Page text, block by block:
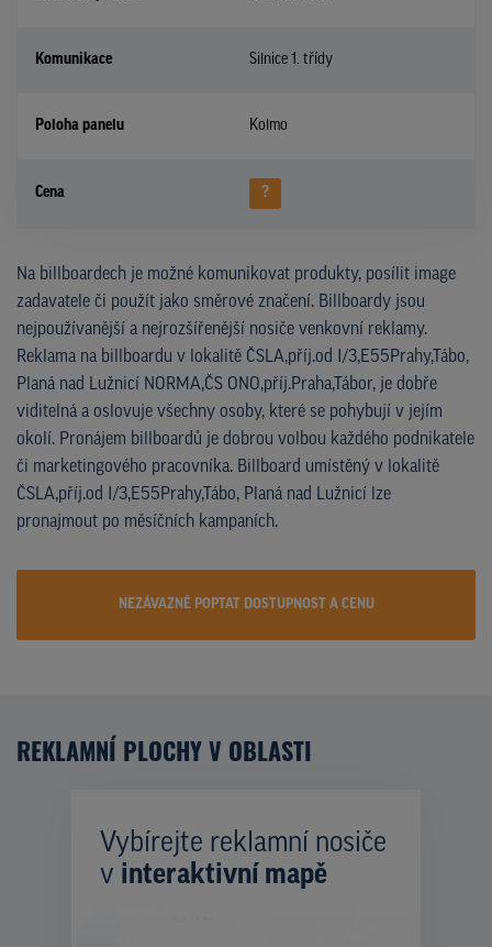
Komunikace Silnice 1. třídy
Poloha panelu Kolmo
Cena ?
Na billboardech je možné komunikovat produkty, posílit image
zadavatele či použít jako směrové značení. Billboardy jsou
nejpoužívanější a nejrozšířenější nosiče venkovní reklamy.
Reklama na billboardu v lokalitě ČSLA,příj.od I/3,E55Prahy,Tábo,
Planá nad Lužnicí NORMA,ČS ONO,příj.Praha,Tábor, je dobře
viditelná a oslovuje všechny osoby, které se pohybují v jejím
okolí. Pronájem billboardů je dobrou volbou každého podnikatele
či marketingového pracovníka. Billboard umístěný v lokalitě
ČSLA,příj.od I/3,E55Prahy,Tábo, Planá nad Lužnicí lze
pronajmout po měsíčních kampaních.
NEZÁVAZNĚ POPTAT DOSTUPNOST A CENU
REKLAMNÍ PLOCHY V OBLASTI
Vybírejte reklamní nosiče
v interaktivní mapě